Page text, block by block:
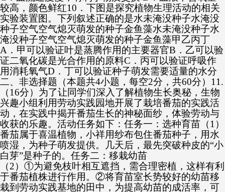
较高，颜色鲜红10．下图是探究植物生理活动的相关
实验装置图。下列叙述正确的是水未淹没种子水淹没
种子空气空气熄灭萌发的种子金鱼藻水未淹没种子水
淹没种子空气空气熄灭萌发的种子金鱼藻甲乙丙丁
A．甲可以验证叶是蒸腾作用的主要器官B．乙可以验
证二氧化碳是光合作用的原料C．丙可以验证呼吸作
用消耗氧气D．丁可以验证种子萌发需要适量的水分
二、非选择题（本题共4小题，每空2分，共60分）11.
（16分）为了让同学们深入了解植物生长奥秘，生物
兴趣小组利用劳动实践园地开展了栽培番茄的实践活
动，在实践中揭开番茄生长的神秘面纱，体验劳动与
收获的乐趣。活动任务如下：任务一：选种育苗（1）
番茄属于喜温植物，小祥用纱布包住番茄种子，用水
喷湿，为种子萌发提供。几天后，最先突破种皮的“小
白芽”是种子的。任务二：移栽幼苗
（2）①为避免枝叶相互遮挡，需合理密植，这样有利
于番茄植株进行作用。②将育苗室长势较好的幼苗移
栽到劳动实践基地的田中，为提高幼苗的成活率，可